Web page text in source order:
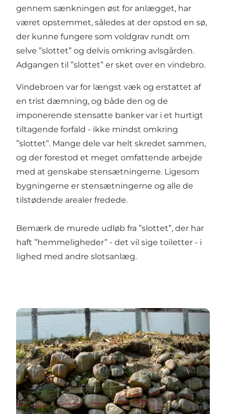
gennem sænkningen øst for anlægget, har
været opstemmet, således at der opstod en sø,
der kunne fungere som voldgrav rundt om
selve ”slottet” og delvis omkring avlsgården.
Adgangen til ”slottet” er sket over en vindebro.
Vindebroen var for længst væk og erstattet af
en trist dæmning, og både den og de
imponerende stensatte banker var i et hurtigt
tiltagende forfald - ikke mindst omkring
”slottet”. Mange dele var helt skredet sammen,
og der forestod et meget omfattende arbejde
med at genskabe stensætningerne. Ligesom
bygningerne er stensætningerne og alle de
tilstødende arealer fredede.
Bemærk de murede udløb fra ”slottet”, der har
haft ”hemmeligheder” - det vil sige toiletter - i
lighed med andre slotsanlæg.